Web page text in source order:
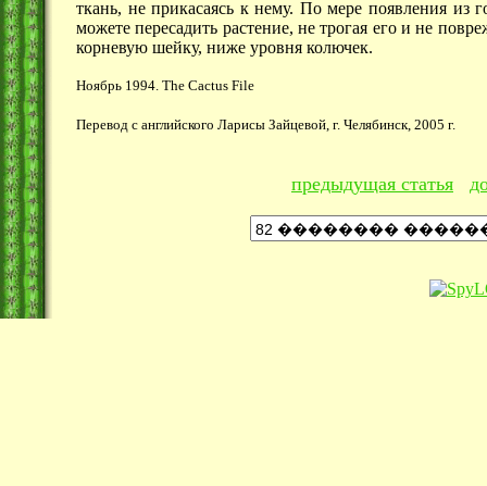
ткань, не прикасаясь к нему. По мере появления из
можете пересадить растение, не трогая его и не
корневую шейку, ниже уровня колючек.
Ноябрь 1994. The Cactus File
Перевод с английского Ларисы Зайцевой, г. Челябинск, 2005 г.
предыдущая статья